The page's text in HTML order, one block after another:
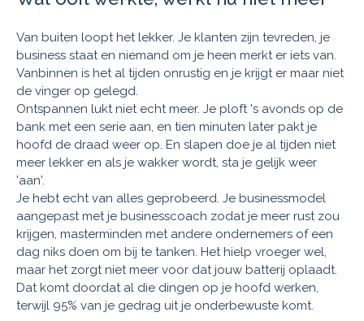
Van buiten loopt het lekker. Je klanten zijn tevreden, je
business staat en niemand om je heen merkt er iets van.
Vanbinnen is het al tijden onrustig en je krijgt er maar niet
de vinger op gelegd.
Ontspannen lukt niet echt meer. Je ploft 's avonds op de
bank met een serie aan, en tien minuten later pakt je
hoofd de draad weer op. En slapen doe je al tijden niet
meer lekker en als je wakker wordt, sta je gelijk weer
'aan'.
Je hebt echt van alles geprobeerd. Je businessmodel
aangepast met je businesscoach zodat je meer rust zou
krijgen, masterminden met andere ondernemers of een
dag niks doen om bij te tanken. Het hielp vroeger wel,
maar het zorgt niet meer voor dat jouw batterij oplaadt.
Dat komt doordat al die dingen op je hoofd werken,
terwijl 95% van je gedrag uit je onderbewuste komt.